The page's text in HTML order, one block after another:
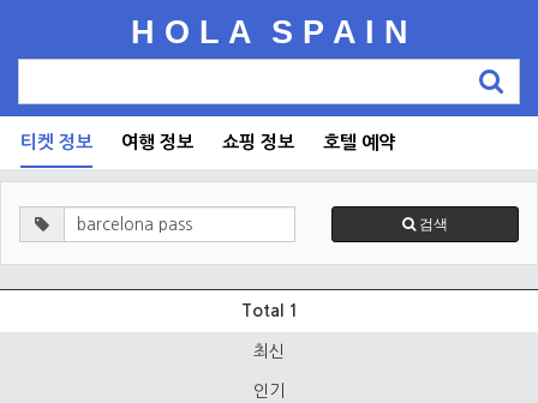
H O L A S P A I N
티켓 정보 여행 정보 쇼핑 정보 호텔 예약
검색
Total 1
최신
인기